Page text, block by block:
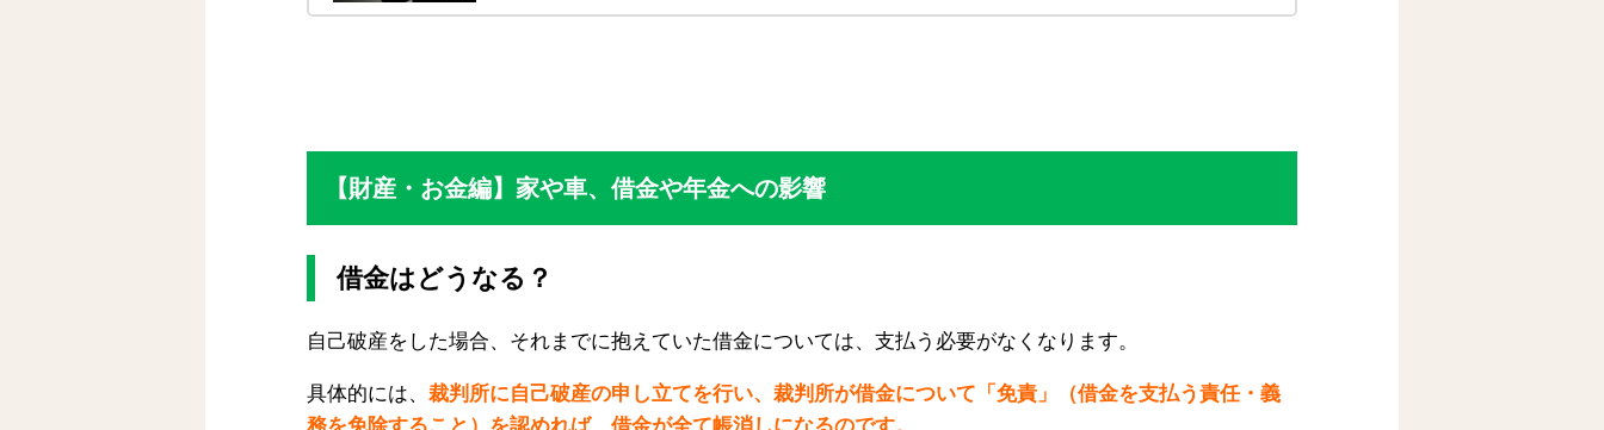
【財産・お金編】家や車、借金や年金への影響
借金はどうなる？
自己破産をした場合、それまでに抱えていた借金については、支払う必要がなくなります。
具体的には、 裁判所に自己破産の申し立てを行い、裁判所が借金について「免責」（借金を支払う責任・義